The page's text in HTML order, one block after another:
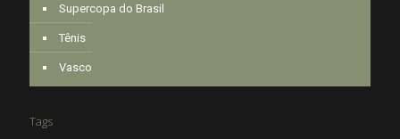
Supercopa do Brasil
Tênis
Vasco
Tags